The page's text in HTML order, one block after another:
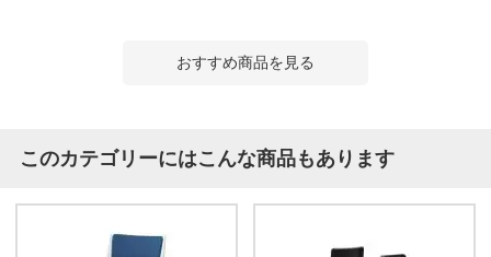
おすすめ商品を見る
このカテゴリーにはこんな商品もあります